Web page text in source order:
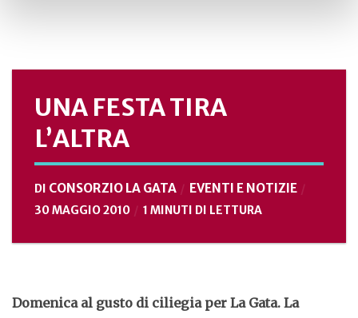
UNA FESTA TIRA
L’ALTRA
DI CONSORZIO LA GATA EVENTI E NOTIZIE
30 MAGGIO 2010 1 MINUTI DI LETTURA
Domenica al gusto di ciliegia per La Gata. La